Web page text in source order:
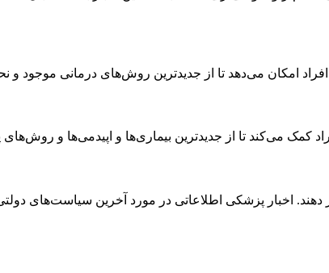
امکان می‌دهد تا از جدیدترین روش‌های درمانی موجود و
کمک می‌کند تا از جدیدترین بیماری‌ها و اپیدمی‌ها و
اخبار پزشکی اطلاعاتی در مورد آخرین سیاست‌های دولتی